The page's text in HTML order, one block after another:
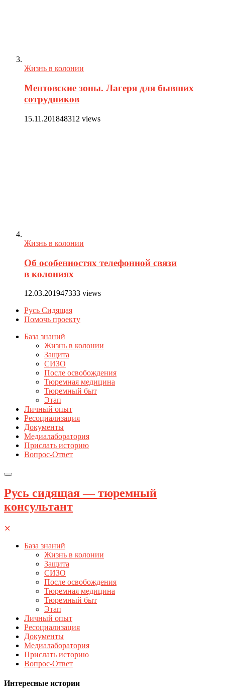
Жизнь в колонии
Ментовские зоны. Лагеря для бывших
сотрудников
15.11.201848312 views
Жизнь в колонии
Об особенностях телефонной связи
в колониях
12.03.201947333 views
Русь Сидящая
Помочь проекту
База знаний
Жизнь в колонии
Защита
СИЗО
После освобождения
Тюремная медицина
Тюремный быт
Этап
Личный опыт
Ресоциализация
Документы
Медиалаборатория
Прислать историю
Вопрос-Ответ
Русь сидящая — тюремный
консультант
✕
База знаний
Жизнь в колонии
Защита
СИЗО
После освобождения
Тюремная медицина
Тюремный быт
Этап
Личный опыт
Ресоциализация
Документы
Медиалаборатория
Прислать историю
Вопрос-Ответ
Интересные истории